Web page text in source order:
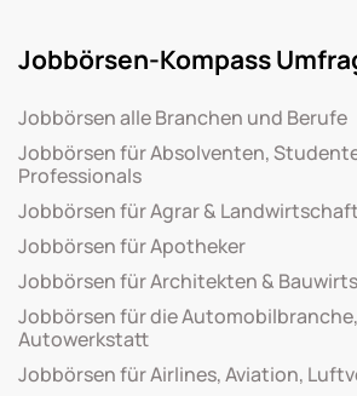
Jobbörsen-Kompass
Jobbörsen alle Branchen und Berufe
Jobbörsen für Absolventen,
Professionals
Jobbörsen für Agrar & Landwirtschaft
Jobbörsen für Apotheker
Jobbörsen für Architekten &
Jobbörsen für die
Autowerkstatt
Jobbörsen für Airlines, Aviation,